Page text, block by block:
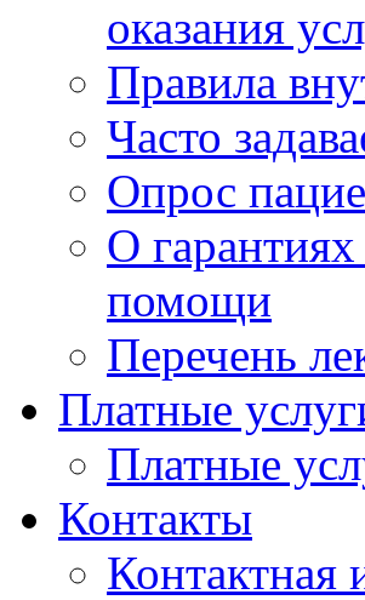
оказания
Правила
Часто
Опрос
О
помощи
Перечень
Платные
Платные
Контакты
Контактная